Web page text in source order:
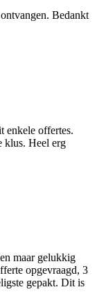
Bedankt
enkele offertes.
klus. Heel erg
maar gelukkig
opgevraagd, 3
gepakt. Dit is